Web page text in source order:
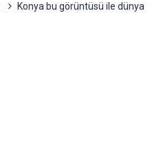
Konya bu görüntüsü ile dünya